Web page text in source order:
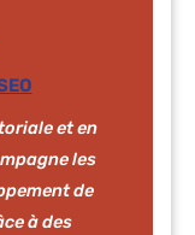
et en
les
de
à des